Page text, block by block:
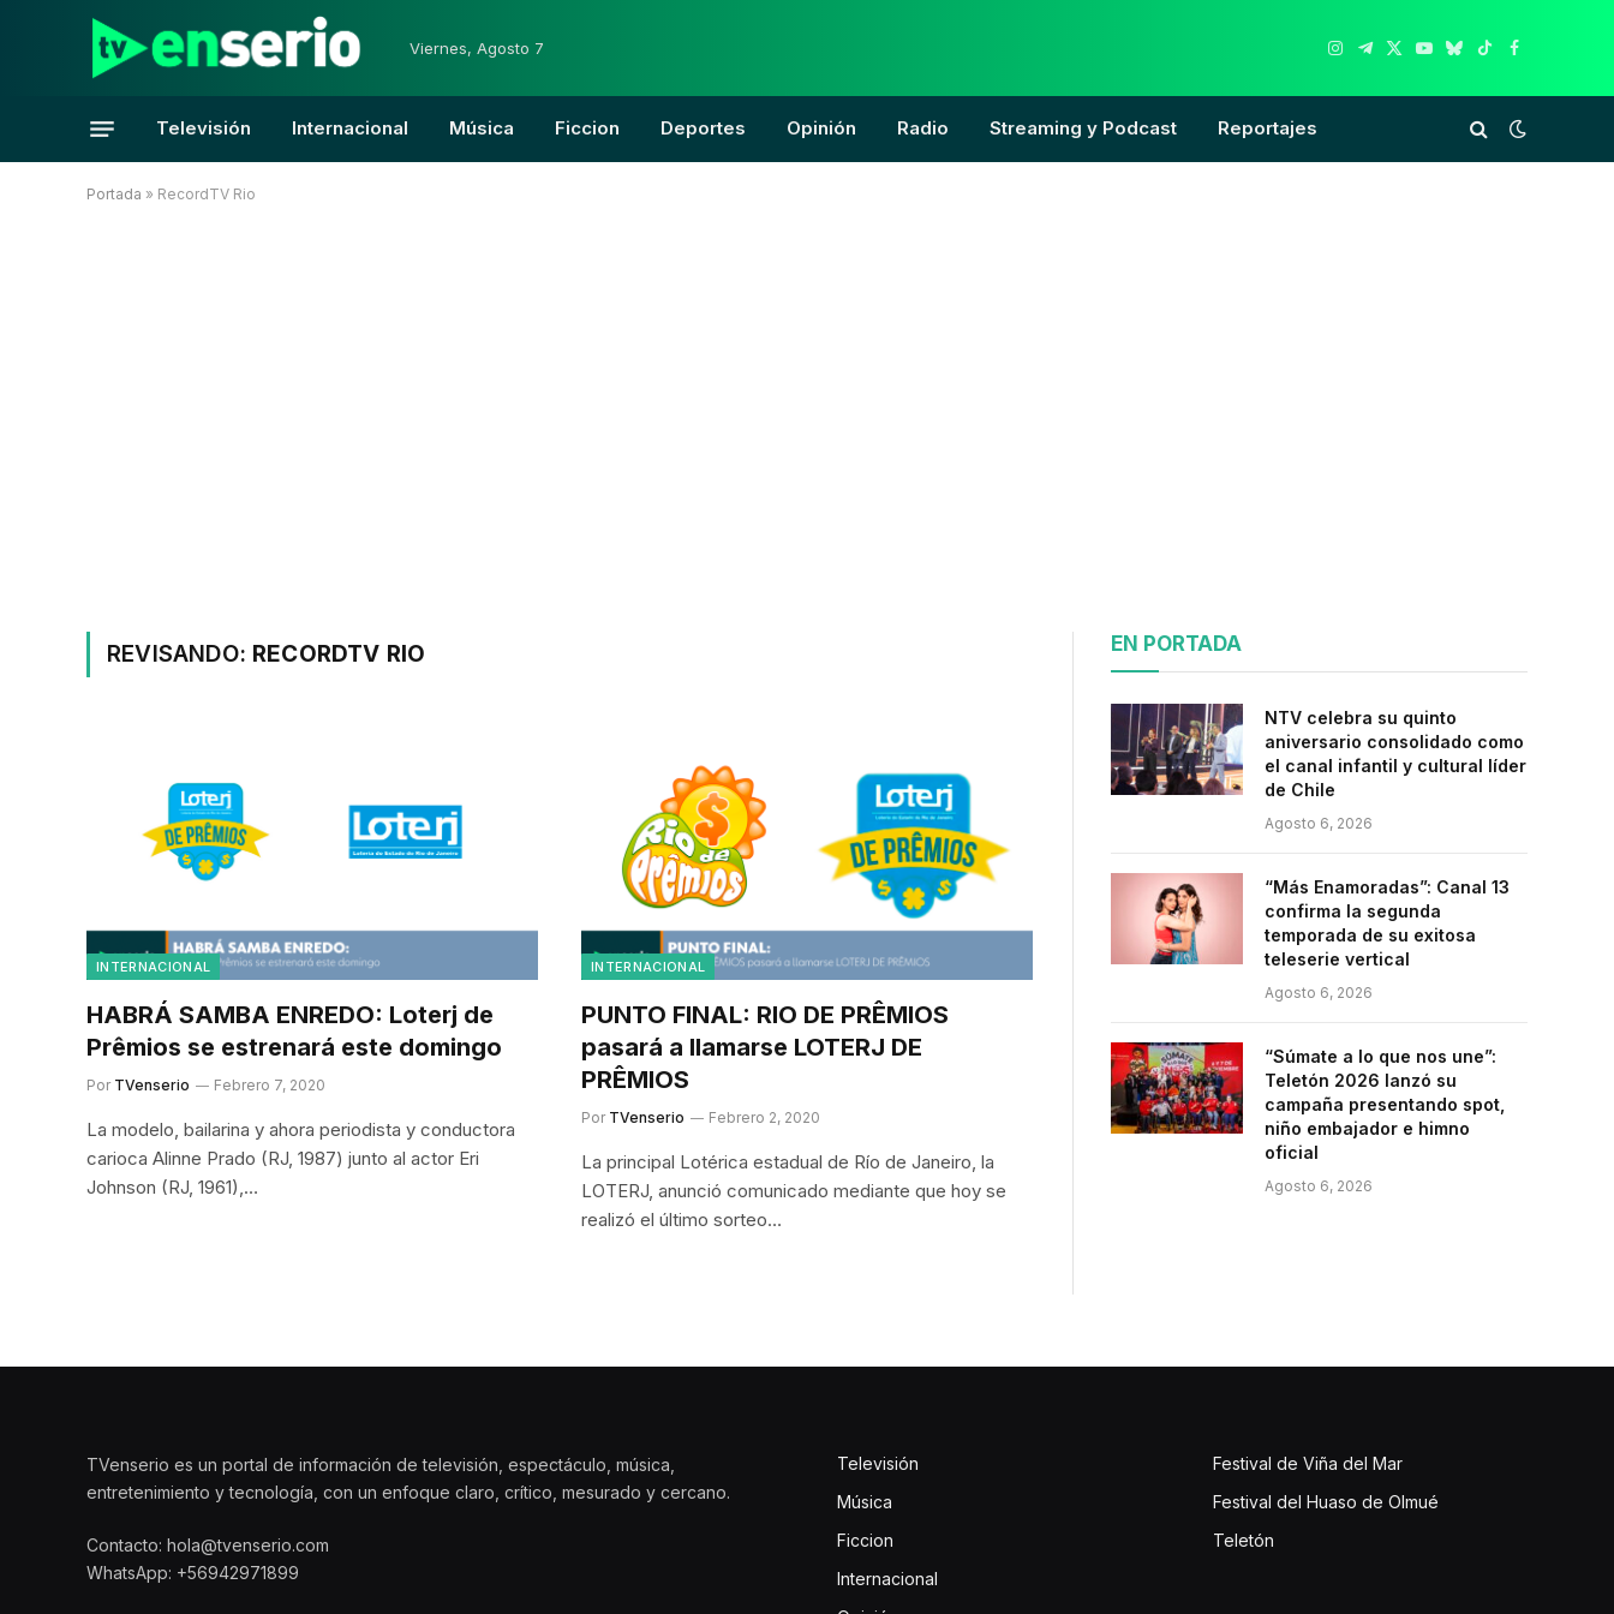
Viernes, Agosto 7
Instagram
Telegram
X
YouTube
Bluesky
TikTokFacebook
Televisión Internacional Música Ficcion Deportes Opinión Radio Streaming y Podcast Reportajes
Portada » RecordTV Rio
REVISANDO: RECORDTV RIO
INTERNACIONAL
HABRÁ SAMBA ENREDO: Loterj de
Prêmios se estrenará este domingo
Por TVenserio Febrero 7, 2020
La modelo, bailarina y ahora periodista y conductora
carioca Alinne Prado (RJ, 1987) junto al actor Eri
Johnson (RJ, 1961),…
INTERNACIONAL
PUNTO FINAL: RIO DE PRÊMIOS
pasará a llamarse LOTERJ DE
PRÊMIOS
Por TVenserio Febrero 2, 2020
La principal Lotérica estadual de Río de Janeiro, la
LOTERJ, anunció comunicado mediante que hoy se
realizó el último sorteo…
EN PORTADA
NTV celebra su quinto
aniversario consolidado como
el canal infantil y cultural líder
de Chile
Agosto 6, 2026
“Más Enamoradas”: Canal 13
confirma la segunda
temporada de su exitosa
teleserie vertical
Agosto 6, 2026
“Súmate a lo que nos une”:
Teletón 2026 lanzó su
campaña presentando spot,
niño embajador e himno
oficial
Agosto 6, 2026
TVenserio es un portal de información de televisión, espectáculo, música,
entretenimiento y tecnología, con un enfoque claro, crítico, mesurado y cercano.
Contacto: hola@tvenserio.com
WhatsApp: +56942971899
Televisión
Música
Ficcion
Internacional
Festival de Viña del Mar
Festival del Huaso de Olmué
Teletón